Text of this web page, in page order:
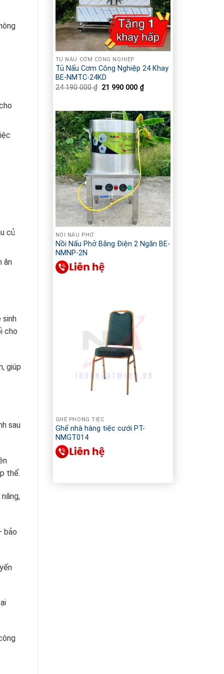
TỦ NẤU CƠM CÔNG NGHIỆP
Tủ Nấu Cơm Công Nghiệp 24 Khay
BE-NMTC-24KD
24 190 000₫ Giá
190
000 ₫.
21 990 000 ₫Giá
21
990
000 ₫.
NỒI NẤU PHỞ
Nồi Nấu Phở Bằng Điện 2 Ngăn BE-
NMNP-2N
GHẾ PHÒNG TIỆC
Ghế nhà hàng tiệc cưới PT-
NMGT014
củ
ăn
sinh
cho
giúp
sau
thể.
bảo